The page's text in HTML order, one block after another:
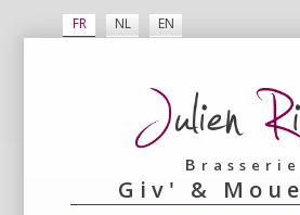
EN
NL
FR
Brasserie
Giv' &